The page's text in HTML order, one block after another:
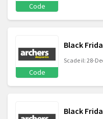
Code
Code
Black
Scade il: 28-
Black